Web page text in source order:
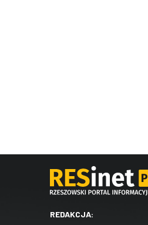
REDAKCJA: